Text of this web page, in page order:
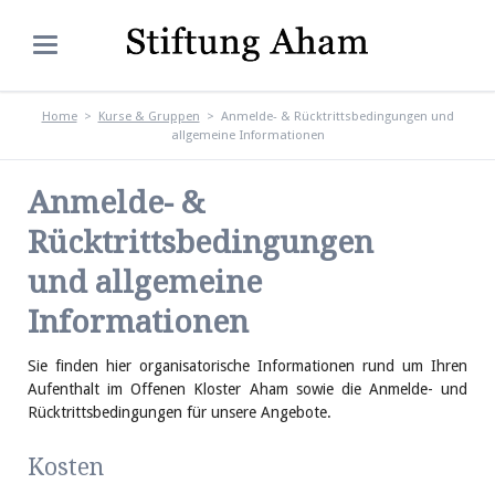
Home Kurse & Gruppen
Anmelde- & Rücktrittsbedingungen und
allgemeine Informationen
Anmelde- &
Rücktrittsbedingungen
und allgemeine
Informationen
Sie finden hier organisatorische Informationen rund um Ihren
Aufenthalt im Offenen Kloster Aham sowie die Anmelde- und
Rücktrittsbedingungen für unsere Angebote.
Kosten